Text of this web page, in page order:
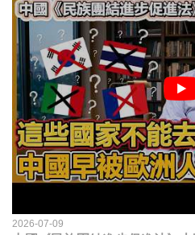
2026-07-09